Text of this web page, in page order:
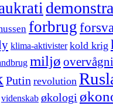
forbrug
klima-aktivister kold krig
miljø
Putin revolution
videnskab økologi